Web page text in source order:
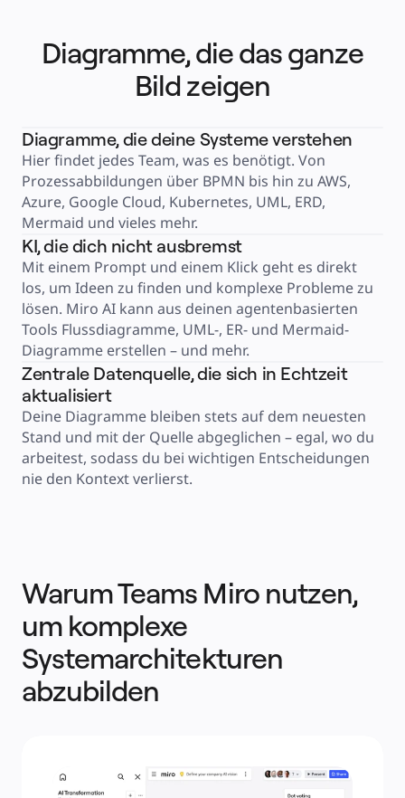
Produktmanagement
Design & UX
Softwareentwicklung
Produktleitung & Product Ops
Operativer Bereich
Nach strategischer Initiative
Product Operating System
KI-Transformation
Transformation der Arbeitsweisen
Digitaler Arbeitsplatz
Customer Experience & Service Design
Cloud & Softwaretransformation
Ressourcen
Erfolgsgeschichten
Academy
Webinare
Reforge Learning
Hilfecenter
Veranstaltungen
Community
Blog
Miro Professional Services
Lösungspartner
Preise
Diagramme, die das ganze
Bild zeigen
Diagramme, die deine Systeme verstehen
Hier findet jedes Team, was es benötigt. Von
Prozessabbildungen über BPMN bis hin zu AWS,
Azure, Google Cloud, Kubernetes, UML, ERD,
Mermaid und vieles mehr.
KI, die dich nicht ausbremst
Mit einem Prompt und einem Klick geht es direkt
los, um Ideen zu finden und komplexe Probleme zu
lösen. Miro AI kann aus deinen agentenbasierten
Tools Flussdiagramme, UML-, ER- und Mermaid-
Diagramme erstellen – und mehr.
Zentrale Datenquelle, die sich in Echtzeit
aktualisiert
Deine Diagramme bleiben stets auf dem neuesten
Stand und mit der Quelle abgeglichen – egal, wo du
arbeitest, sodass du bei wichtigen Entscheidungen
nie den Kontext verlierst.
Warum Teams Miro nutzen,
um komplexe
Systemarchitekturen
abzubilden